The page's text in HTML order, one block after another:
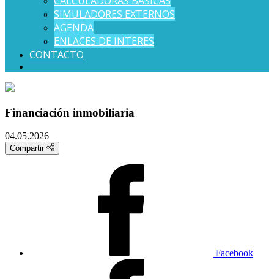
SIMULADORES EXTERNOS
AGENDA
ENLACES DE INTERES
CONTACTO
Financiación inmobiliaria
04.05.2026
Compartir
Facebook